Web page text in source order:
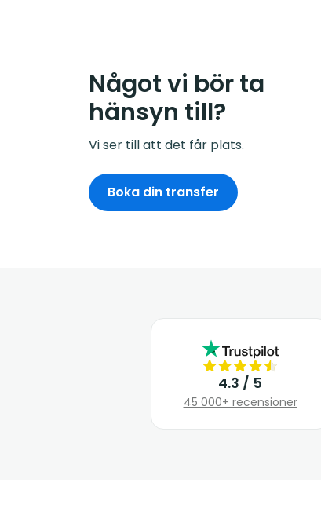
Något vi bör ta
hänsyn till?
Vi ser till att det får plats.
Boka din transfer
4.3 / 5
45 000+ recensioner